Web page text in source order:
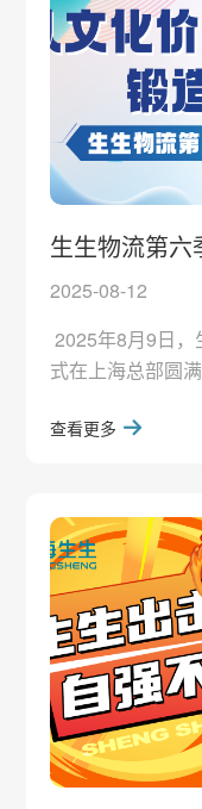
生生物流第
2025-08-12
2025年8月9日，
式在上海总部圆
内勤、项目管理
相授，通过沙盘
学员管理能力与
践，所有学员圆
查看更多